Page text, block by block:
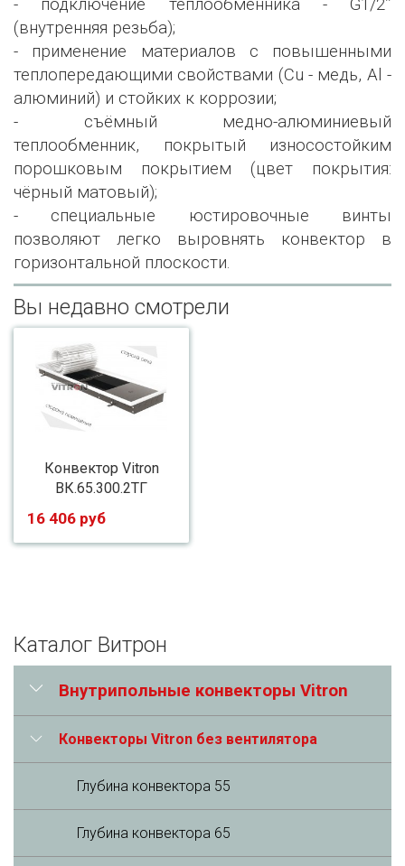
- подключение теплообменника - G1/2’’
(внутренняя резьба);
- применение материалов с повышенными
теплопередающими свойствами (Сu - медь, Al -
алюминий) и стойких к коррозии;
- съёмный медно-алюминиевый
теплообменник, покрытый износостойким
порошковым покрытием (цвет покрытия:
чёрный матовый);
- специальные юстировочные винты
позволяют легко выровнять конвектор в
горизонтальной плоскости.
Вы недавно смотрели
Конвектор Vitron
ВК.65.300.2ТГ
16 406 руб
Каталог Витрон
Внутрипольные конвекторы Vitron
Конвекторы Vitron без вентилятора
Глубина конвектора 55
Глубина конвектора 65